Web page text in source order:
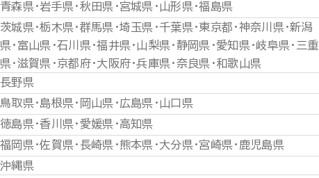
青森県・岩手県・秋田県・宮城県・山形県・福島県
茨城県・栃木県・群馬県・埼玉県・千葉県・東京都・神奈川県・新潟
県・富山県・石川県・福井県・山梨県・静岡県・愛知県・岐阜県・三重
県・滋賀県・京都府・大阪府・兵庫県・奈良県・和歌山県
長野県
鳥取県・島根県・岡山県・広島県・山口県
徳島県・香川県・愛媛県・高知県
福岡県・佐賀県・長崎県・熊本県・大分県・宮崎県・鹿児島県
沖縄県